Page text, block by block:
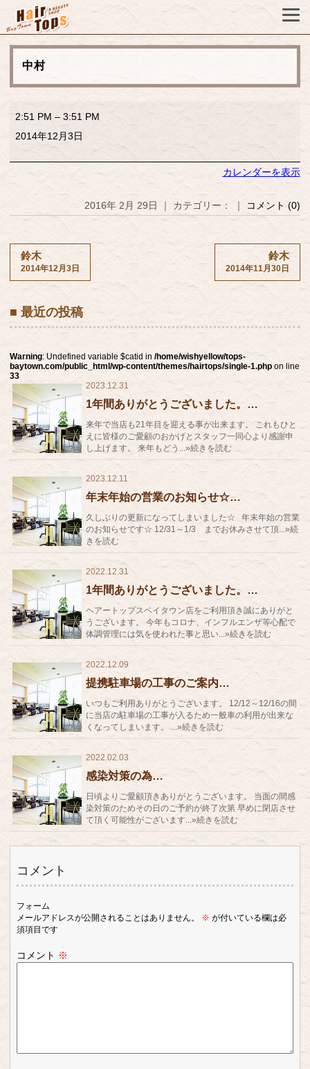
中村
村2:51 PM –3:51 PM
2014年12月3日
カレンダーを表示
2016年 2月 29日 ｜ カテゴリー： ｜ コメント (0)
鈴木
2014年12月3日
鈴木
2014年11月30日
■ 最近の投稿
Warning: Undefined variable $catid in/home/wishyellow/tops-
baytown.com/public_html/wp-content/themes/hairtops/single-1.php on line
33
2023.12.31
1年間ありがとうございました。…
来年で当店も21年目を迎える事が出来ます。 これもひと
えに皆様のご愛顧のおかげとスタッフ一同心より感謝申
し上げます。 来年もどう...»続きを読む
2023.12.11
年末年始の営業のお知らせ☆…
久しぶりの更新になってしまいました☆ 年末年始の営業
のお知らせです☆ 12/31～1/3 までお休みさせて頂...»続
きを読む
2022.12.31
1年間ありがとうございました。…
ヘアートップスベイタウン店をご利用頂き誠にありがと
うございます。 今年もコロナ、インフルエンザ等心配で
体調管理には気を使われた事と思い...»続きを読む
2022.12.09
提携駐車場の工事のご案内…
いつもご利用ありがとうございます。 12/12～12/16の間
に当店の駐車場の工事が入るため一般車の利用が出来な
くなってしまいます。 ...»続きを読む
2022.02.03
感染対策の為…
日頃よりご愛顧頂きありがとうございます。 当面の間感
染対策のためその日のご予約が終了次第 早めに閉店させ
て頂く可能性がございます...»続きを読む
コメント
フォーム
メールアドレスが公開されることはありません。
※ が付いている欄は必
須項目です
コメント ※